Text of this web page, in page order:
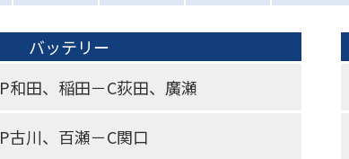
バッテリー
P和田、稲田－C荻田、廣瀬
P古川、百瀬－C関口